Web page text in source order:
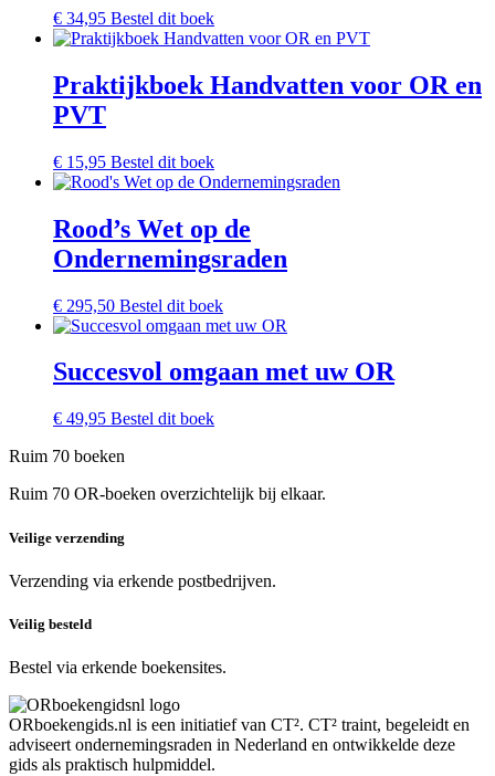
€ 34,95 Bestel dit boek
Praktijkboek Handvatten voor OR en
PVT
€ 15,95 Bestel dit boek
Rood’s Wet op de
Ondernemingsraden
€ 295,50 Bestel dit boek
Succesvol omgaan met uw OR
€ 49,95 Bestel dit boek
Ruim 70 boeken
Ruim 70 OR-boeken overzichtelijk bij elkaar.
Veilige verzending
Verzending via erkende postbedrijven.
Veilig besteld
Bestel via erkende boekensites.
ORboekengids.nl is een initiatief van CT². CT² traint, begeleidt en
adviseert ondernemingsraden in Nederland en ontwikkelde deze
gids als praktisch hulpmiddel.